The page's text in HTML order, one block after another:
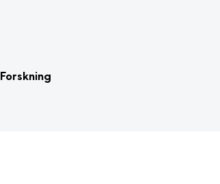
Forskning